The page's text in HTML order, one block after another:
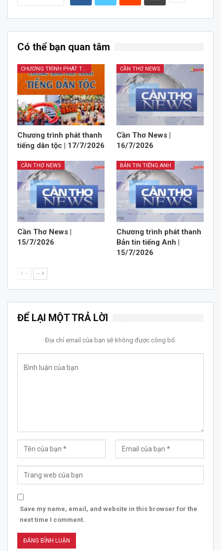
Có thể bạn quan tâm
CHƯƠNG TRÌNH PHÁT THANH TIẾNG DÂN TỘC
Chương trình phát thanh
tiếng dân tộc | 17/7/2026
CẦN THƠ NEWS
Cần Thơ News |
16/7/2026
CẦN THƠ NEWS
Cần Thơ News |
15/7/2026
BẢN TIN TIẾNG ANH
Chương trình phát thanh
Bản tin tiếng Anh |
15/7/2026
-- --
ĐỂ LẠI MỘT TRẢ LỜI
Địa chỉ email của bạn sẽ không được công bố.
Save my name, email, and website in this browser for the
next time I comment.